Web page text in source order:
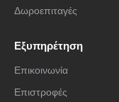
θέσης του κεφαλιού.
μεταβάλλουν τις
Δωροεπιταγές
Εξυπηρέτηση
Επικοινωνία
Επιστροφές